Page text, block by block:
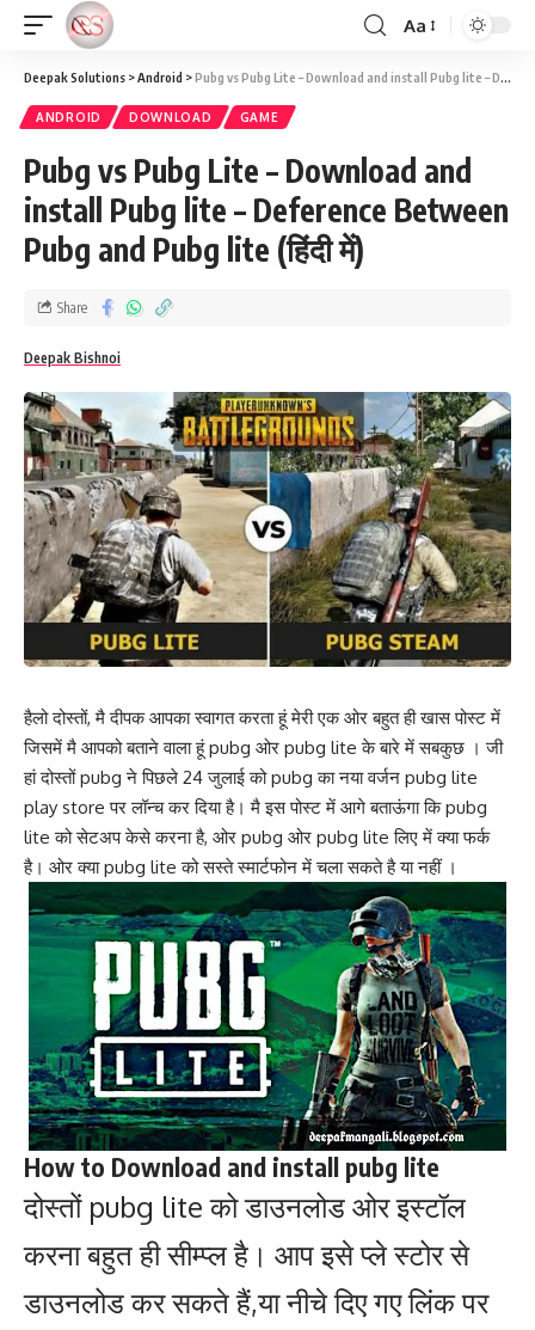
Aa
Deepak Solutions >Android >Pubg vs Pubg Lite – Download and install Pubg lite – Deference Between Pubg and Pubg lite (हिंदी में)
ANDROID DOWNLOAD GAME
Pubg vs Pubg Lite – Download and
install Pubg lite – Deference Between
Pubg and Pubg lite (हिंदी में)
Deepak Bishnoi
Share
हैलो दोस्तों, मै दीपक आपका स्वागत करता हूं मेरी एक ओर बहुत ही खास पोस्ट में
जिसमें मै आपको बताने वाला हूं pubg ओर pubg lite के बारे में सबकुछ । जी
हां दोस्तों pubg ने पिछले 24 जुलाई को pubg का नया वर्जन pubg lite
play store पर लॉन्च कर दिया है। मै इस पोस्ट में आगे बताऊंगा कि pubg
lite को सेटअप केसे करना है, ओर pubg ओर pubg lite लिए में क्या फर्क
है। ओर क्या pubg lite को सस्ते स्मार्टफोन में चला सकते है या नहीं ।
How to Download and install pubg lite
दोस्तों pubg lite को डाउनलोड ओर इस्टॉल
करना बहुत ही सीम्प्ल है। आप इसे प्ले स्टोर से
डाउनलोड कर सकते हैं,या नीचे दिए गए लिंक पर